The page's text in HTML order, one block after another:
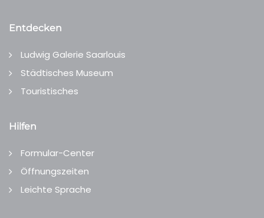
Entdecken
Ludwig Galerie Saarlouis
Städtisches Museum
Touristisches
Hilfen
Formular-Center
Öffnungszeiten
Leichte Sprache